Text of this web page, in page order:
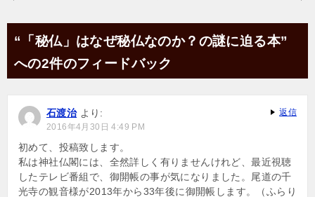
ゲ
シ
ョ
ン
“「秘仏」はなぜ秘仏なのか？の謎に迫る本”
への2件のフィードバック
石渡治 より:
2016年4月30日 4:49 PM
初めて、投稿致します。
私は神社仏閣には、全然詳しく有りませんけれど、最近視聴
したテレビ番組で、御開帳の事が気になりました。尾道の千
光寺の観音様が2013年から33年後に御開帳します。（ふらり
返信